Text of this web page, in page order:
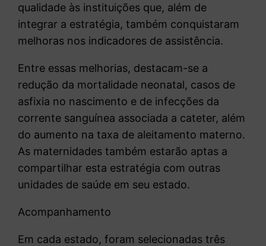
qualidade às instituições que, além de
integrar a estratégia, também conquistaram
melhoras nos indicadores de assistência.
Entre essas melhorias, destacam-se a
redução da mortalidade neonatal, casos de
asfixia no nascimento e de infecções da
corrente sanguínea associada a cateter, além
do aumento na taxa de aleitamento materno.
As maternidades também estarão aptas a
compartilhar esta estratégia com outras
unidades de saúde em seu estado.
Acompanhamento
Em cada estado, foram selecionadas três